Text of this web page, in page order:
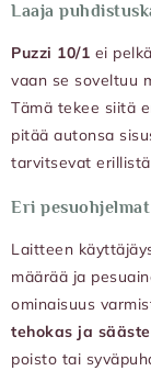
Laaja
Puzzi 10/1 ei
vaan se soveltuu
Tämä tekee siitä
pitää autonsa
tarvitsevat
Eri
Laitteen
määrää ja
ominaisuus
tehokas ja
poisto tai